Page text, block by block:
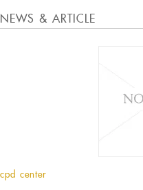
NEWS & ARTICLE
cpd center